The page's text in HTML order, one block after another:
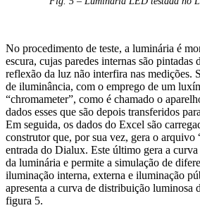
No procedimento de teste, a luminária é
escura, cujas paredes internas são pintadas
reflexão da luz não interfira nas medições.
de iluminância, com o emprego de um
“chromameter”, como é chamado o
dados esses que são depois transferidos
Em seguida, os dados do Excel são
construtor que, por sua vez, gera o arquivo
entrada do Dialux. Este último gera a
da luminária e permite a simulação de
iluminação interna, externa e iluminação
apresenta a curva de distribuição luminosa
figura 5.